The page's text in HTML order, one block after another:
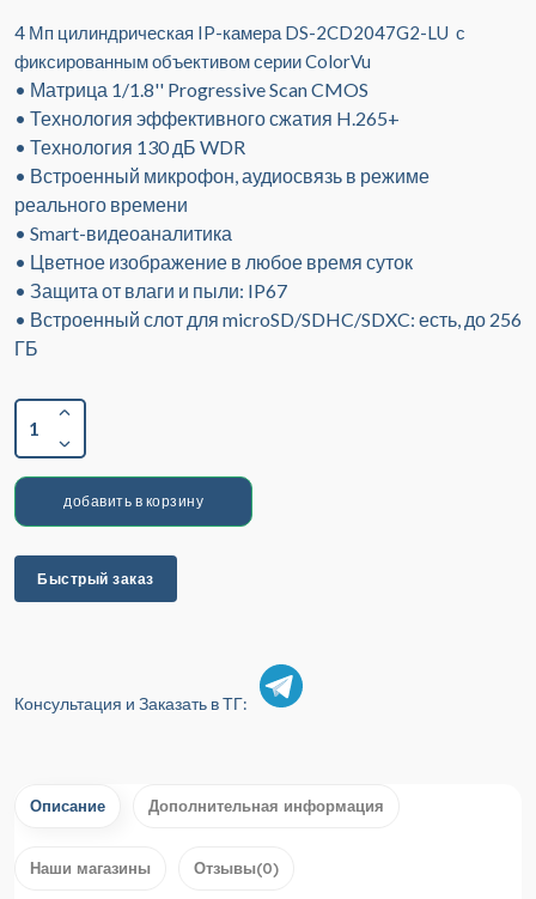
4 Мп цилиндрическая IP-камера DS-2CD2047G2-LU с
фиксированным объективом серии ColorVu
• Матрица 1/1.8'' Progressive Scan CMOS
• Технология эффективного сжатия H.265+
• Технология 130 дБ WDR
• Встроенный микрофон, аудиосвязь в режиме
реального времени
• Smart-видеоаналитика
• Цветное изображение в любое время суток
• Защита от влаги и пыли: IP67
• Встроенный слот для microSD/SDHC/SDXC: есть, до 256
ГБ
1
добавить в корзину
Быстрый заказ
Консультация и Заказать в ТГ:
Описание Дополнительная информация
Наши магазины Отзывы(0)